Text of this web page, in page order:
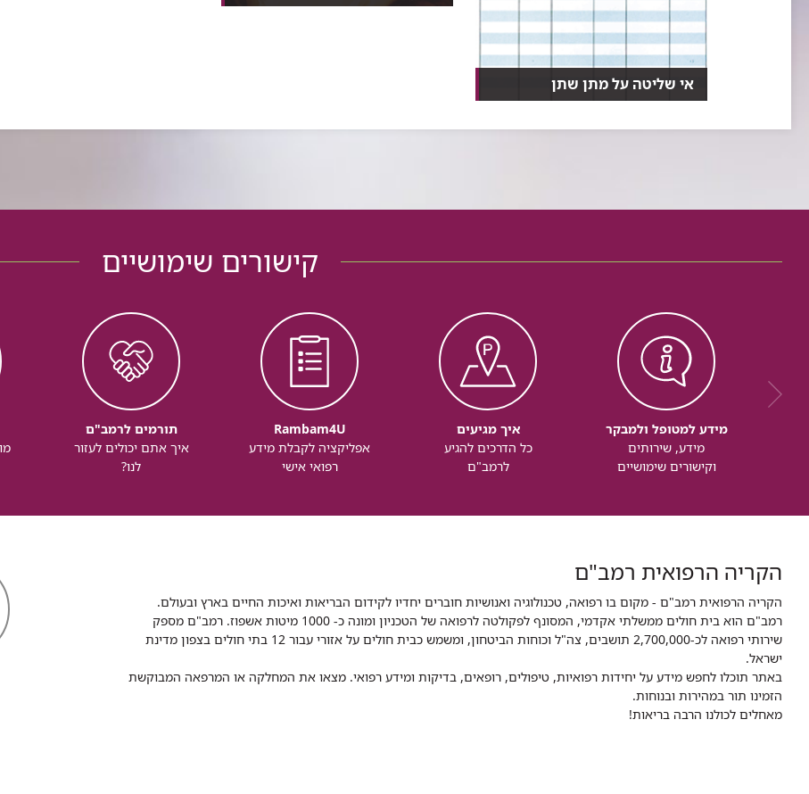
אי שליטה על מתן שתן
למרות, שניתן לטפל ברוב המקרים
תזונה נכונה יכולה למנוע מחלות
קישורים שימושיים
מידע למטופל ולמבקר
מידע, שירותים
וקישורים שימושיים
איך מגיעים
כל הדרכים להגיע
לרמב"ם
Rambam4U
אפליקציה לקבלת מידע
רפואי אישי
תורמים לרמב"ם
איך אתם יכולים לעזור
לנו?
הקריה הרפואית רמב"ם
הקריה הרפואית רמב"ם - מקום בו רפואה, טכנולוגיה ואנושיות חוברים יחדיו לקידום הבריאות ואיכות החיים בארץ ובעולם.
רמב"ם הוא בית חולים ממשלתי אקדמי, המסונף לפקולטה לרפואה של הטכניון ומונה כ- 1000 מיטות אשפוז. רמב"ם מספק
שירותי רפואה לכ-2,700,000 תושבים, צה"ל וכוחות הביטחון, ומשמש כבית חולים על אזורי עבור 12 בתי חולים בצפון מדינת
ישראל.
באתר תוכלו לחפש מידע על יחידות רפואיות, טיפולים, רופאים, בדיקות ומידע רפואי. מצאו את המחלקה או המרפאה המבוקשת
הזמינו תור במהירות ובנוחות.
מאחלים לכולנו הרבה בריאות!